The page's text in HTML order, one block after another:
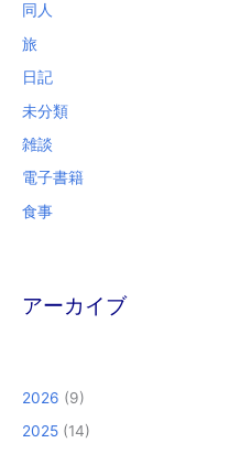
同人
旅
日記
未分類
雑談
電子書籍
食事
アーカイブ
2026 (9)
2025 (14)